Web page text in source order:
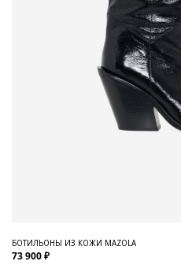
БОТИЛЬОНЫ ИЗ КОЖИ MAZOLA
73 900 ₽